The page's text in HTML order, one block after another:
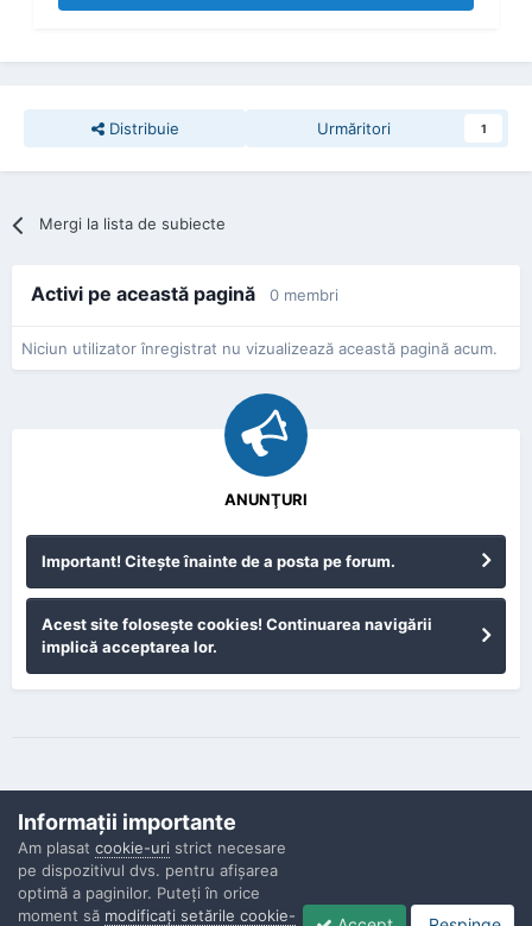
Distribuie Urmăritori 1
Mergi la lista de subiecte
Activi pe această pagină 0 membri
Niciun utilizator înregistrat nu vizualizează această pagină acum.
ANUNŢURI
Important! Citeşte înainte de a posta pe forum.
Acest site foloseşte cookies! Continuarea navigării
implică acceptarea lor.
Confidenţialitate Contactaţi-ne
Copyright © Politisti.ro, 2010 - 2026
Informaţii importante
Am plasat cookie-uri strict necesare
pe dispozitivul dvs. pentru afişarea
optimă a paginilor. Puteţi în orice
moment să modificaţi setările cookie-